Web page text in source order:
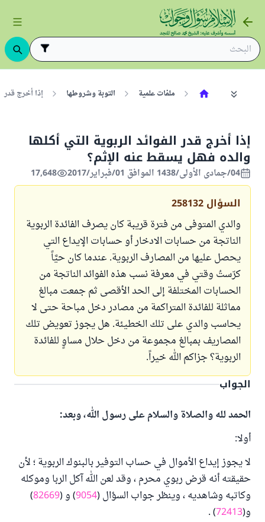
ملفات علمية التوبة وشروطها إذا أخرج قدر
إذا أخرج قدر الفوائد الربوية التي أكلها
والده فهل يسقط عنه الإثم؟
04/جمادى الأولى/1438 الموافق 01/فبراير/2017 17,648
السؤال 258132
والدي المتوفى من فترة قريبة كان يصرف الفائدة الربوية
الناتجة من حسابات الادخار أو حسابات الإيداع التي
يحصل عليها من المصارف الربوية. عندما كان حيَّاً
كرّستُ وقتي في معرفة نسب هذه الفوائد الناتجة من
الحسابات المختلفة إلى الحد الأقصى ثم جمعت مبالغ
مماثلة للفائدة المتراكمة من مصادر دخل مباحة حتى لا
يحاسب والدي على تلك الخطيئة. هل يجوز تعويض تلك
المصاريف بمبالغ مجموعة من دخل حلال مساوٍ للفائدة
الربوية؟ جزاكم الله خيراً.
الجواب
الحمد لله والصلاة والسلام على رسول الله، وبعد:
أولا:
لا يجوز إيداع الأموال في حساب التوفير بالبنوك الربوية ؛ لأن
حقيقته أنه قرض ربوي محرم ، وقد لعن الله آكل الربا وموكله
وكاتبه وشاهديه ، وينظر جواب السؤال (9054) و (82669
)
و(72413
) .